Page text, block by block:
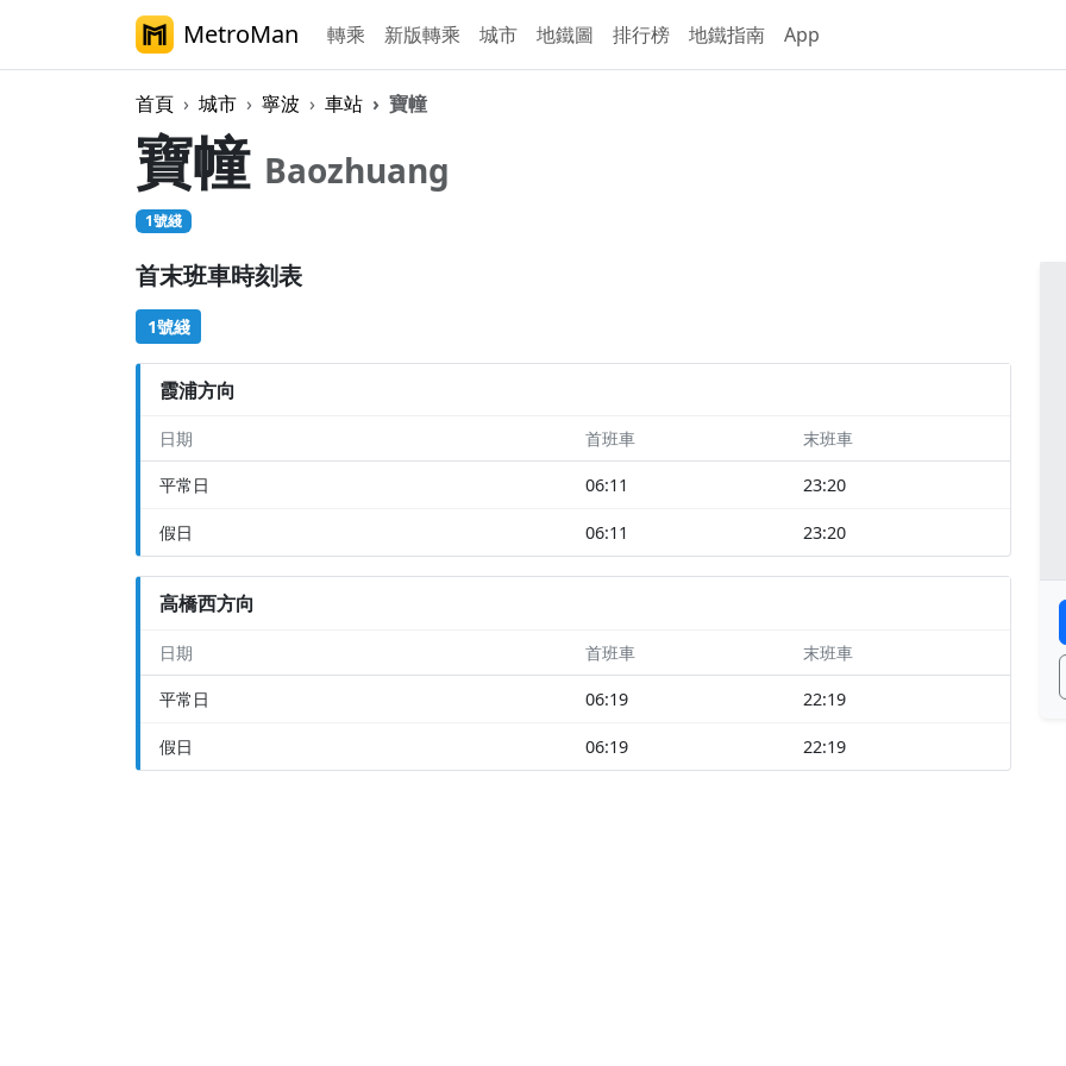
MetroMan 轉乘 新版轉乘 城市 地鐵圖 排行榜 地鐵指南 App
首頁 城市 寧波 車站 寶幢
寶幢 Baozhuang
1號綫
首末班車時刻表
1號綫
霞浦方向
日期 首班車 末班車
平常日 06:11 23:20
假日 06:11 23:20
高橋西方向
日期 首班車 末班車
平常日 06:19 22:19
假日 06:19 22:19